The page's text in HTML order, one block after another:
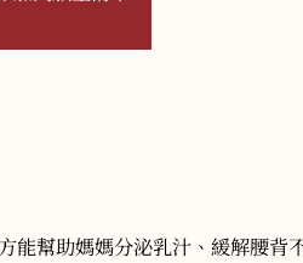
幫助媽媽分泌乳汁、緩解腰